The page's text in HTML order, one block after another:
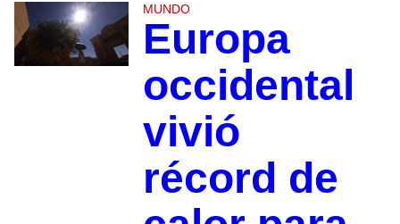
MUNDO
Europa
occidental
vivió
récord de